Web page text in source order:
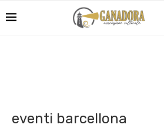
eventi barcellona